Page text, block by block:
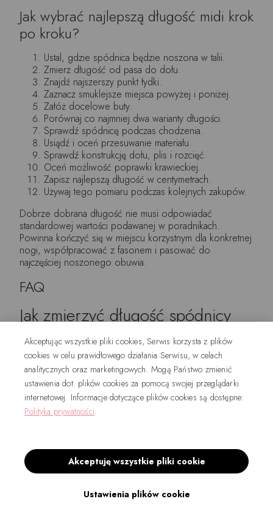
Akceptując wszystkie pliki cookies, Serwis korzysta z plików
cookies w celu prawidłowego działania Serwisu, w celach
analitycznych oraz marketingowych. Mogą Państwo zmienić
ustawienia dot. plików cookies za pomocą swojej przeglądarki
internetowej. Informacje dotyczące plików cookies są dostępne:
Polityka prywatności.
Ustawienia plików cookie
Akceptuję wszystkie pliki cookie
Jak wybrać najlepszą długość midi krok
po kroku?
Ustal, gdzie spódnica będzie noszona w talii.
Zmierz długość od pasa do dołu.
Znajdź najszerszy punkt łydki.
Zaznacz smuklejsze miejsca powyżej i poniżej.
Załóż docelowe buty.
Porównaj co najmniej dwa warianty długości.
Sprawdź spódnicę podczas chodzenia.
Usiądź i oceń przesuwanie materiału.
Sprawdź konstrukcję dołu, plis i rozcięć.
Oceń możliwość poprawki krawieckiej.
Zapisz najlepszą długość w centymetrach.
Używaj tego pomiaru podczas kolejnych zakupów.
Dobrze dobrana długość nie musi odpowiadać
standardowej wartości podawanej w poradnikach.
Powinna kończyć się w miejscu korzystnym dla konkretnej
nogi, współpracować z fasonem i pasować do
najczęściej noszonego obuwia.
FAQ
Jak zmierzyć długość spódnicy
midi?
Długość mierzy się od górnej krawędzi pasa do dolnej
krawędzi spódnicy. Pomiar należy wykonać przy pasie
ułożonym na docelowej wysokości.
Gdzie powinna kończyć się
Najczęściej dobrze wygląda kilka centymetrów poniżej
kolana albo w zwężającej się części łydki. Ostateczne
miejsce zależy od budowy nogi.
Czy spódnica midi powinna